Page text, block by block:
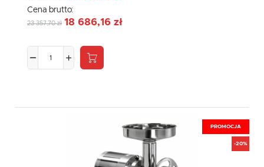
Cena brutto:
23 357,70 zł 18 686,16 zł
PROMOCJA
-20%